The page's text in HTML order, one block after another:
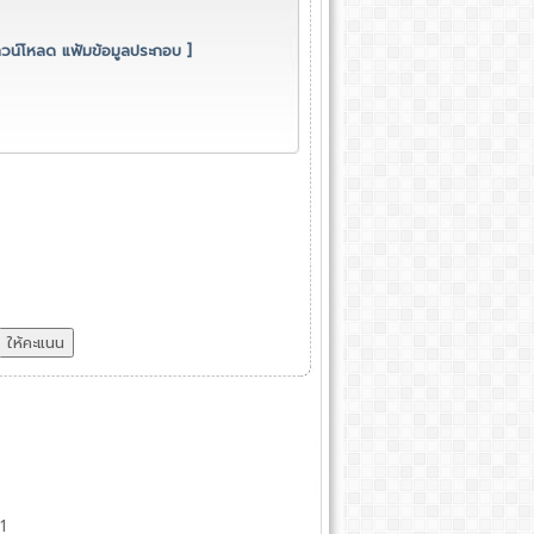
น์โหลด แฟ้มข้อมูลประกอบ ]